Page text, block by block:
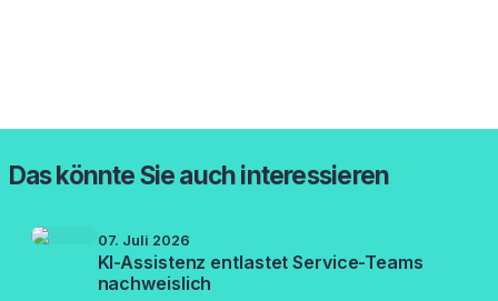
Das könnte Sie auch interessieren
07. Juli 2026
KI-Assistenz entlastet Service-Teams
nachweislich